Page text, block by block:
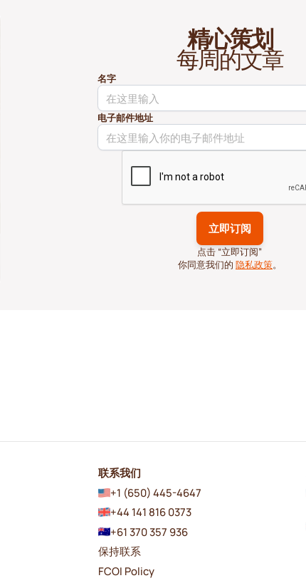
精心策划
每周的文章
名字
电子邮件地址
点击 “立即订阅”
你同意我们的 隐私政策。
联系我们
+1 (650) 445-4647
+44 141 816 0373
+61 370 357 936
保持联系
FCOI Policy